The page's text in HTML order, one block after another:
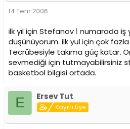
14 Tem 2006
ilk yıl için Stefanov 1 numarada
düşünüyorum. ilk yul için çok
Tecrübesiyle takıma güç katar.
sevmediği için tutmayabilirsiniz
basketbol bilgisi ortada.
E Ersev Tut
Kayıtlı Üye